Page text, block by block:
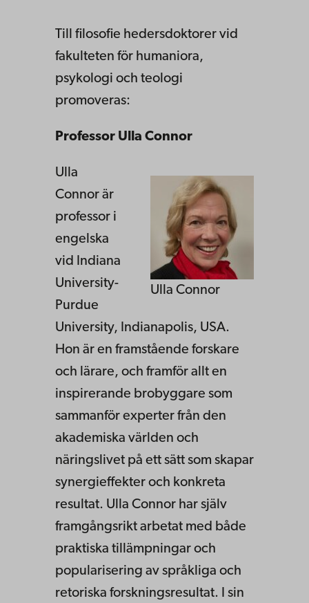
Till filosofie hedersdoktorer vid
fakulteten för humaniora,
psykologi och teologi
promoveras:
Professor Ulla Connor
Ulla Connor
Ulla
Connor är
professor i
engelska
vid Indiana
University-
Purdue
University, Indianapolis, USA.
Hon är en framstående forskare
och lärare, och framför allt en
inspirerande brobyggare som
sammanför experter från den
akademiska världen och
näringslivet på ett sätt som skapar
synergieffekter och konkreta
resultat. Ulla Connor har själv
framgångsrikt arbetat med både
praktiska tillämpningar och
popularisering av språkliga och
retoriska forskningsresultat. I sin